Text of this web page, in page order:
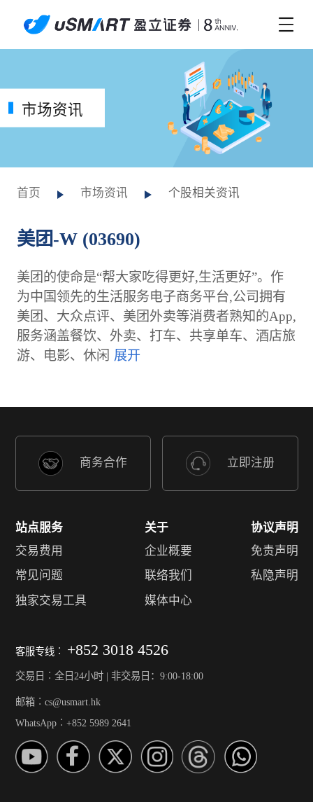
市场资讯
首页 市场资讯 个股相关资讯
美团-W (03690)
美团的使命是“帮大家吃得更好,生活更好”。作
为中国领先的生活服务电子商务平台,公司拥有
美团、大众点评、美团外卖等消费者熟知的App,
服务涵盖餐饮、外卖、打车、共享单车、酒店旅
游、电影、休闲
商务合作 立即注册
站点服务
交易费用
常见问题
独家交易工具
关于
企业概要
联络我们
媒体中心
协议声明
免责声明
私隐声明
客服专线︰ +852 3018 4526
交易日︰全日24小时 | 非交易日：9:00-18:00
邮箱︰cs@usmart.hk
WhatsApp︰+852 5989 2641